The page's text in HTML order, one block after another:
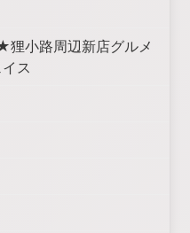
狸小路周辺新店グルメ
ス